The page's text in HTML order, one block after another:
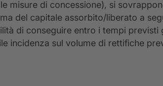
misure di concessione), si
del capitale assorbito/liberato a
di conseguire entro i tempi previsti
incidenza sul volume di rettifiche